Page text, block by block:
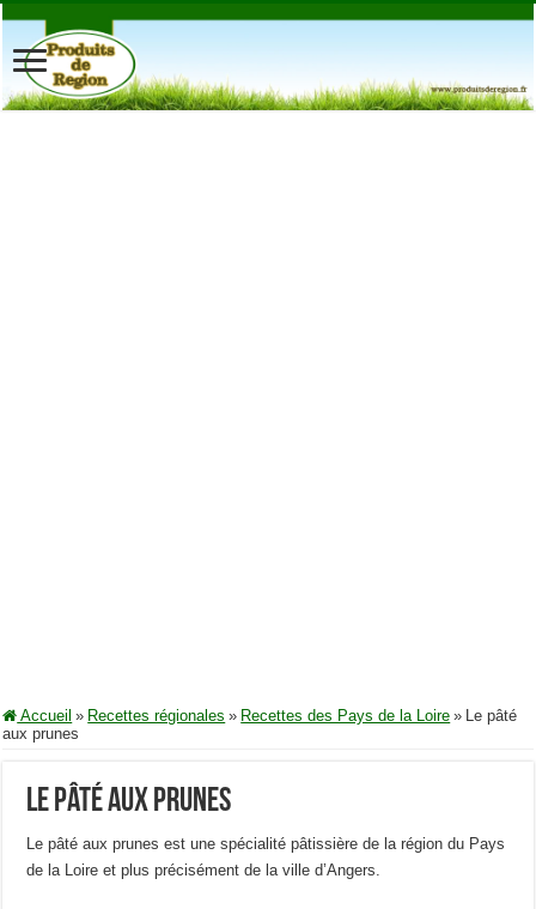
Accueil » Recettes régionales » Recettes des Pays de la Loire » Le pâté
aux prunes
Le pâté aux prunes
Le pâté aux prunes est une spécialité pâtissière de la région du Pays
de la Loire et plus précisément de la ville d’Angers.